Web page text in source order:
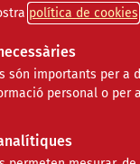
política de cookies
són importants per a
personal o per